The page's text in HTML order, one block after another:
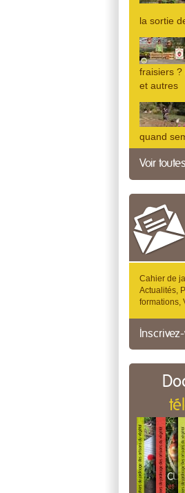
la sortie
fraisiers ?
et autres
quand
Voir
Cahier de
Actualités,
formations,